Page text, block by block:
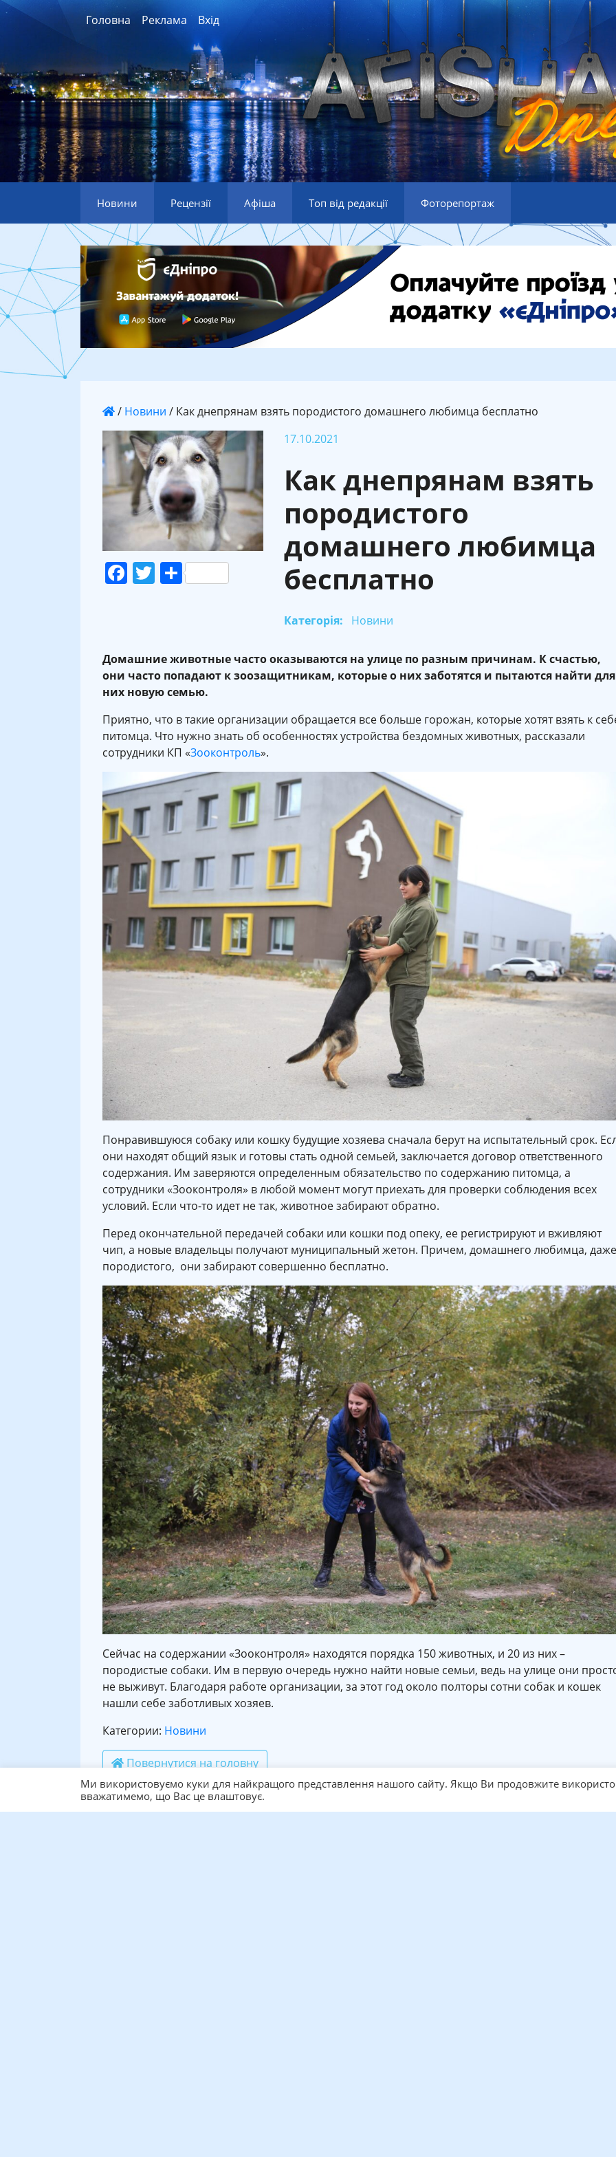
Головна Реклама Вхід
Новини Рецензії Афіша Топ від редакції Фоторепортаж
/ Новини / Как днепрянам взять породистого домашнего любимца бесплатно
Facebook
Twitter
Поділитися
17.10.2021
Как днепрянам взять
породистого
домашнего любимца
бесплатно
Категорія: Новини
Домашние животные часто оказываются на улице по разным причинам. К счастью,
они часто попадают к зоозащитникам, которые о них заботятся и пытаются найти для
них новую семью.
Приятно, что в такие организации обращается все больше горожан, которые хотят взять к
питомца. Что нужно знать об особенностях устройства бездомных животных, рассказали
сотрудники КП «Зооконтроль».
Понравившуюся собаку или кошку будущие хозяева сначала берут на испытательный срок.
они находят общий язык и готовы стать одной семьей, заключается договор ответственного
содержания. Им заверяются определенным обязательство по содержанию питомца, а
сотрудники «Зооконтроля» в любой момент могут приехать для проверки соблюдения всех
условий. Если что-то идет не так, животное забирают обратно.
Перед окончательной передачей собаки или кошки под опеку, ее регистрируют и вживляют
чип, а новые владельцы получают муниципальный жетон. Причем, домашнего любимца, даже
породистого, они забирают совершенно бесплатно.
Сейчас на содержании «Зооконтроля» находятся порядка 150 животных, и 20 из них –
породистые собаки. Им в первую очередь нужно найти новые семьи, ведь на улице они
не выживут. Благодаря работе организации, за этот год около полторы сотни собак и кошек
нашли себе заботливых хозяев.
Категории: Новини
Повернутися на головну
Ще статті
Ми використовуємо куки для найкращого представлення нашого сайту. Якщо Ви продовжите
вважатимемо, що Вас це влаштовує.